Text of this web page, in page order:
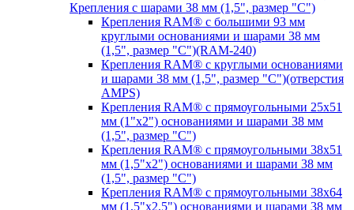
Крепления с шарами 38 мм (1,5", размер "C")
Крепления RAM® с большими 93 мм
круглыми основаниями и шарами 38 мм
(1,5", размер "C")(RAM-240)
Крепления RAM® с круглыми основаниями
и шарами 38 мм (1,5", размер "C")(отверстия
AMPS)
Крепления RAM® с прямоугольными 25х51
мм (1"х2") основаниями и шарами 38 мм
(1,5", размер "C")
Крепления RAM® с прямоугольными 38х51
мм (1,5"х2") основаниями и шарами 38 мм
(1,5", размер "C")
Крепления RAM® с прямоугольными 38х64
мм (1,5"х2,5") основаниями и шарами 38 мм